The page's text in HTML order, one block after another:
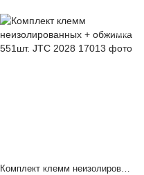
Комплект клемм неизолированных + обжимка 551шт. JTC 2028